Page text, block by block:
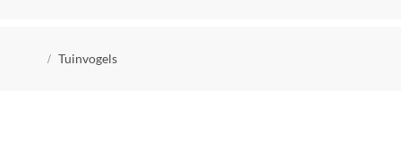
Kruimelpad
Tuinvogels